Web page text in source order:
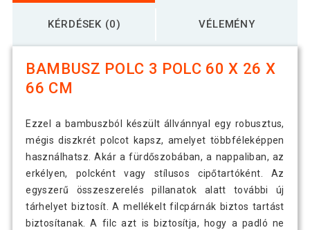
KÉRDÉSEK (0) VÉLEMÉNY
BAMBUSZ POLC 3 POLC 60 X 26 X
66 CM
Ezzel a bambuszból készült állvánnyal egy robusztus,
mégis diszkrét polcot kapsz, amelyet többféleképpen
használhatsz. Akár a fürdőszobában, a nappaliban, az
erkélyen, polcként vagy stílusos cipőtartóként. Az
egyszerű összeszerelés pillanatok alatt további új
tárhelyet biztosít. A mellékelt filcpárnák biztos tartást
biztosítanak. A filc azt is biztosítja, hogy a padló ne